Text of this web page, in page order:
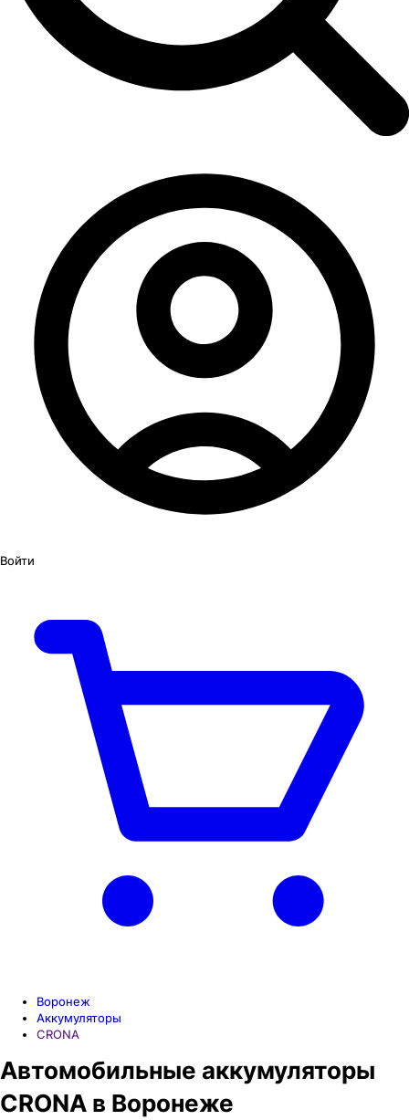
Войти
Воронеж
Аккумуляторы
CRONA
Автомобильные аккумуляторы
CRONA в Воронеже